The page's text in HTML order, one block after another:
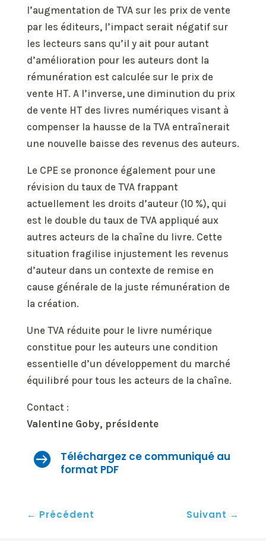
l’augmentation de TVA sur les prix de vente
par les éditeurs, l’impact serait négatif sur
les lecteurs sans qu’il y ait pour autant
d’amélioration pour les auteurs dont la
rémunération est calculée sur le prix de
vente HT. A l’inverse, une diminution du prix
de vente HT des livres numériques visant à
compenser la hausse de la TVA entraînerait
une nouvelle baisse des revenus des auteurs.
Le CPE se prononce également pour une
révision du taux de TVA frappant
actuellement les droits d’auteur (10 %), qui
est le double du taux de TVA appliqué aux
autres acteurs de la chaîne du livre. Cette
situation fragilise injustement les revenus
d’auteur dans un contexte de remise en
cause générale de la juste rémunération de
la création.
Une TVA réduite pour le livre numérique
constitue pour les auteurs une condition
essentielle d’un développement du marché
équilibré pour tous les acteurs de la chaîne.
Contact :
Valentine Goby, présidente

Téléchargez ce communiqué au
format PDF
← Précédent Suivant →